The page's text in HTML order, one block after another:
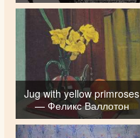
Jug with yellow primroses
— Феликс Валлотон